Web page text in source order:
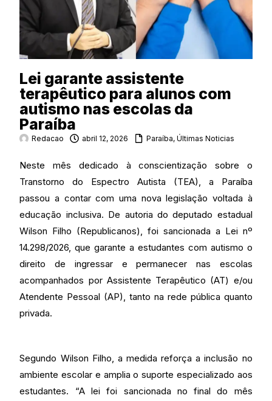
Lei garante assistente
terapêutico para alunos com
autismo nas escolas da
Paraíba
Redacao abril 12, 2026 Paraíba,Últimas Noticias
Neste mês dedicado à conscientização sobre o
Transtorno do Espectro Autista (TEA), a Paraíba
passou a contar com uma nova legislação voltada à
educação inclusiva. De autoria do deputado estadual
Wilson Filho (Republicanos), foi sancionada a Lei nº
14.298/2026, que garante a estudantes com autismo o
direito de ingressar e permanecer nas escolas
acompanhados por Assistente Terapêutico (AT) e/ou
Atendente Pessoal (AP), tanto na rede pública quanto
privada.
Segundo Wilson Filho, a medida reforça a inclusão no
ambiente escolar e amplia o suporte especializado aos
estudantes. “A lei foi sancionada no final do mês